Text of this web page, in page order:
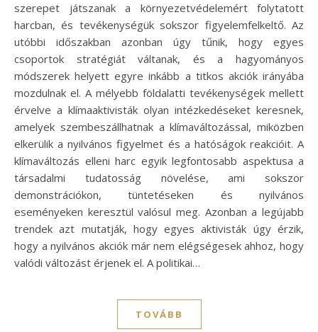
szerepet játszanak a környezetvédelemért folytatott
harcban, és tevékenységük sokszor figyelemfelkeltő. Az
utóbbi időszakban azonban úgy tűnik, hogy egyes
csoportok stratégiát váltanak, és a hagyományos
módszerek helyett egyre inkább a titkos akciók irányába
mozdulnak el. A mélyebb földalatti tevékenységek mellett
érvelve a klímaaktivisták olyan intézkedéseket keresnek,
amelyek szembeszállhatnak a klímaváltozással, miközben
elkerülik a nyilvános figyelmet és a hatóságok reakcióit. A
klímaváltozás elleni harc egyik legfontosabb aspektusa a
társadalmi tudatosság növelése, ami sokszor
demonstrációkon, tüntetéseken és nyilvános
eseményeken keresztül valósul meg. Azonban a legújabb
trendek azt mutatják, hogy egyes aktivisták úgy érzik,
hogy a nyilvános akciók már nem elégségesek ahhoz, hogy
valódi változást érjenek el. A politikai…
TOVÁBB